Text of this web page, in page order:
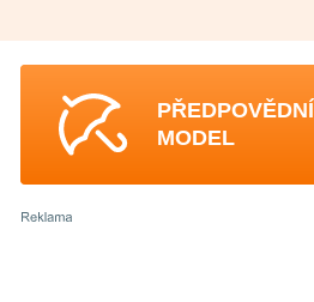
PŘEDPOVĚDNÍ
MODEL